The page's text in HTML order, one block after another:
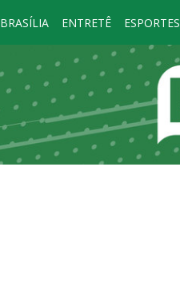
BRASÍLIA ENTRETÊ ESPORTES